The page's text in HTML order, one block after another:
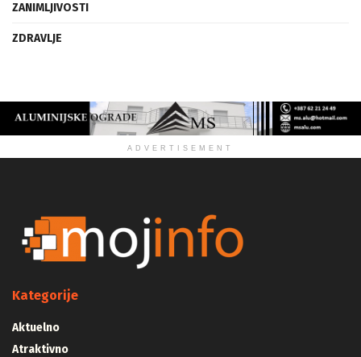
ZANIMLJIVOSTI
ZDRAVLJE
ADVERTISEMENT
Kategorije
Aktuelno
Atraktivno